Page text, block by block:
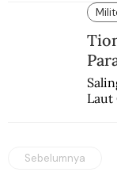
Laut
Sebelumnya